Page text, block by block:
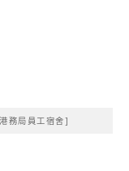
務局員工宿舍]